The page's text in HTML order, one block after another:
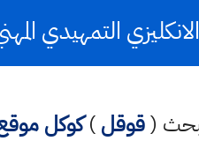
التمهيدي المهني
(قوقل)كوكل